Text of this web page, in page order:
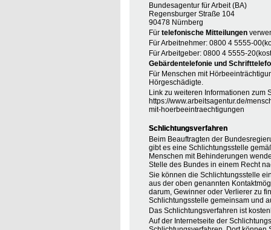
Bundesagentur für Arbeit (BA)
Regensburger Straße 104
90478 Nürnberg
Für telefonische Mitteilungen
Für Arbeitnehmer: 0800 4 5555-
Für Arbeitgeber: 0800 4 5555-
Gebärdentelefonie und
Für Menschen mit
Hörgeschädigte.
Link zu weiteren Informationen zum
https://www.arbeitsagentur.de/
mit-hoerbeeintraechtigungen
Schlichtungsverfahren
Beim Beauftragten der
gibt es eine Schlichtungsstelle
Menschen mit Behinderungen
Stelle des Bundes in einem Recht
Sie können die Schlichtungsstelle
aus der oben genannten
darum, Gewinner oder Verlierer zu
Schlichtungsstelle gemeinsam und
Das Schlichtungsverfahren ist
Auf der Internetseite der